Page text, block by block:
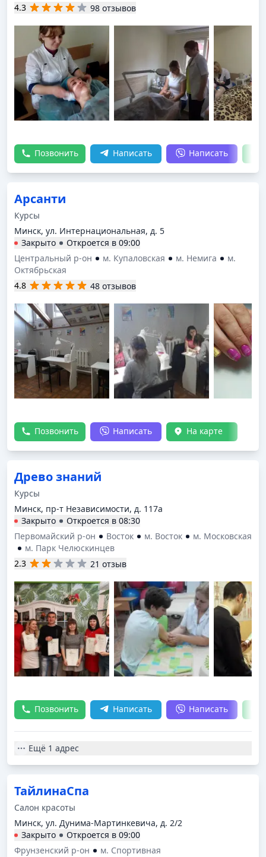
4.3 98 отзывов
Позвонить Написать Написать
Арсанти
Курсы
Минск, ул. Интернациональная, д. 5
Закрыто
Откроется в 09:00
Центральный р-он
м. Купаловская м. Немига
м.
Октябрьская
4.8
48 отзывов
Позвонить Написать На карте
Древо знаний
Курсы
Минск, пр-т Независимости, д. 117а
Закрыто
Откроется в 08:30
Первомайский р-он
Восток м. Восток
м. Московская
м. Парк Челюскинцев
2.3
21 отзыв
Позвонить Написать Написать
Ещё 1 адрес
ТайлинаСпа
Салон красоты
Минск, ул. Дунима-Мартинкевича, д. 2/2
Закрыто
Откроется в 09:00
Фрунзенский р-он
м. Спортивная